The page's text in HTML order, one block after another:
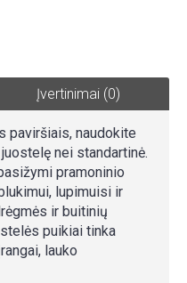
Įvertinimai (0)
paviršiais, naudokite
nei standartinė.
pramoninio
lupimuisi ir
ir buitinių
puikiai tinka
lauko